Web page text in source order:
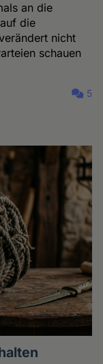
an die
die
nicht
schauen
5